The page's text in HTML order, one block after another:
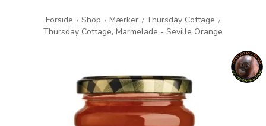
Forside / Shop / Mærker / Thursday Cottage /
Thursday Cottage, Marmelade - Seville Orange